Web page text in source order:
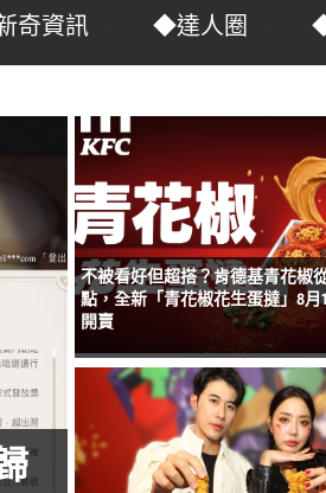
奇資訊 ◆達人圈
不被看好但超搭？肯德基青花椒
點，全新「青花椒花生蛋撻」8月
開賣